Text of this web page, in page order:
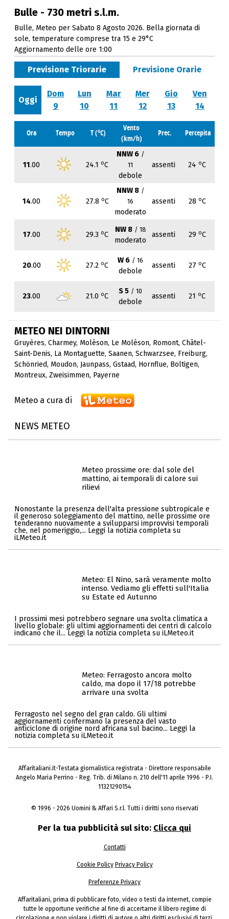
Bulle - 730 metri s.l.m.
Bulle, Meteo per Sabato 8 Agosto 2026. Bella giornata di
sole, temperature comprese tra 15 e 29°C
Aggiornamento delle ore 1:00
Previsione Triorarie Previsione Orarie
Oggi
Dom
9
Lun
10
Mar
11
Mer
12
Gio
13
Ven
14
Ora Tempo T (oC)
Vento
(km/h)
Prec. Percepita
11.00 24.1 oC
NNW 6 /
11
debole
assenti 24 oC
14.00 27.8 oC
NNW 8 /
16
moderato
assenti 28 oC
17.00 29.3 oC
NW 8 / 18
moderato
assenti 29 oC
20.00 27.2 oC
W 6 / 16
debole
assenti 27 oC
23.00 21.0 oC
S 5 / 10
debole
assenti 21 oC
METEO NEI DINTORNI
Gruyères, Charmey, Moléson, Le Moléson, Romont, Châtel-
Saint-Denis, La Montaguette, Saanen, Schwarzsee, Freiburg,
Schönried, Moudon, Jaunpass, Gstaad, Hornflue, Boltigen,
Montreux, Zweisimmen, Payerne
Meteo a cura di
NEWS METEO
Meteo prossime ore: dal sole del
mattino, ai temporali di calore sui
rilievi
Nonostante la presenza dell'alta pressione subtropicale e
il generoso soleggiamento del mattino, nelle prossime ore
tenderanno nuovamente a svilupparsi improvvisi temporali
che, nel pomeriggio,... Leggi la notizia completa su
iLMeteo.it
Meteo: El Nino, sarà veramente molto
intenso. Vediamo gli effetti sull'Italia
su Estate ed Autunno
I prossimi mesi potrebbero segnare una svolta climatica a
livello globale: gli ultimi aggiornamenti dei centri di calcolo
indicano che il... Leggi la notizia completa su iLMeteo.it
Meteo: Ferragosto ancora molto
caldo, ma dopo il 17/18 potrebbe
arrivare una svolta
Ferragosto nel segno del gran caldo. Gli ultimi
aggiornamenti confermano la presenza del vasto
anticiclone di origine nord africana sul bacino... Leggi la
notizia completa su iLMeteo.it
Affaritaliani.it-Testata giornalistica registrata - Direttore responsabile
Angelo Maria Perrino - Reg. Trib. di Milano n. 210 dell'11 aprile 1996 - P.I.
11321290154
© 1996 - 2026 Uomini & Affari S.r.l. Tutti i diritti sono riservati
Per la tua pubblicità sul sito: Clicca qui
Contatti
Cookie Policy Privacy Policy
Preferenze Privacy
Affaritaliani, prima di pubblicare foto, video o testi da internet, compie
tutte le opportune verifiche al fine di accertarne il libero regime di